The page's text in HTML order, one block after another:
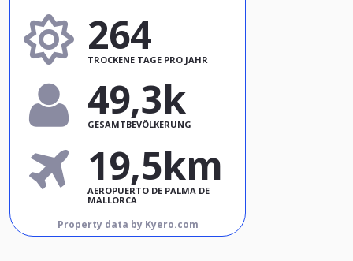
264
TROCKENE TAGE PRO JAHR
49,3k
GESAMTBEVÖLKERUNG
19,5km
AEROPUERTO DE PALMA DE
MALLORCA
Property data by Kyero.com